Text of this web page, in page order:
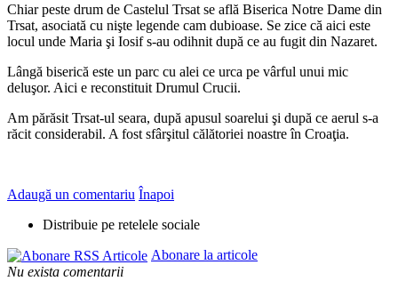
Chiar peste drum de Castelul Trsat se află Biserica Notre Dame din
Trsat, asociată cu nişte legende cam dubioase. Se zice că aici este
locul unde Maria şi Iosif s-au odihnit după ce au fugit din Nazaret.
Lângă biserică este un parc cu alei ce urca pe vârful unui mic
deluşor. Aici e reconstituit Drumul Crucii.
Am părăsit Trsat-ul seara, după apusul soarelui şi după ce aerul s-a
răcit considerabil. A fost sfârşitul călătoriei noastre în Croaţia.
Adaugă un comentariu Înapoi
Distribuie pe retelele sociale
Abonare la articole
Nu exista comentarii